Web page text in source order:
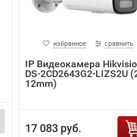
избранное сравнить
IP Видеокамера
DS-2CD2643G2-LIZS2U
12mm)
17 083 руб.